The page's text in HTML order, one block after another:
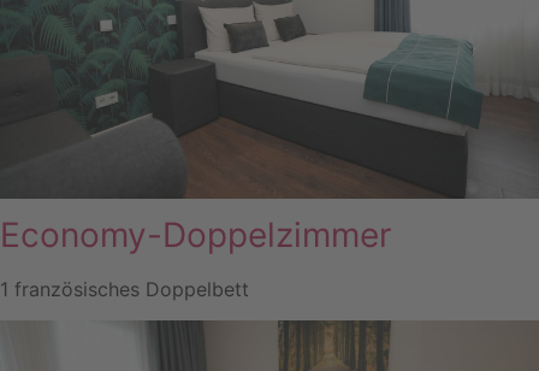
Economy-Doppelzimmer
1 französisches Doppelbett